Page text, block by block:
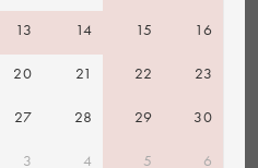
13 14 15 16
20 21 22 23
27 28 29 30
3 4 5 6